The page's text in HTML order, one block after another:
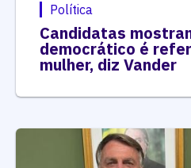
Política
Candidatas
democrático é
mulher, diz Vander